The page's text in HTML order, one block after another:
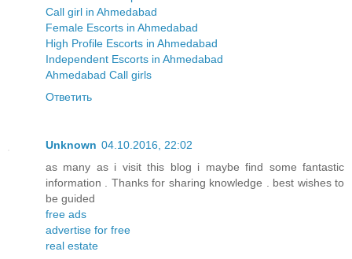
Call girl in Ahmedabad
Female Escorts in Ahmedabad
High Profile Escorts in Ahmedabad
Independent Escorts in Ahmedabad
Ahmedabad Call girls
Ответить
Unknown 04.10.2016, 22:02
as many as i visit this blog i maybe find some fantastic
information . Thanks for sharing knowledge . best wishes to
be guided
free ads
advertise for free
real estate